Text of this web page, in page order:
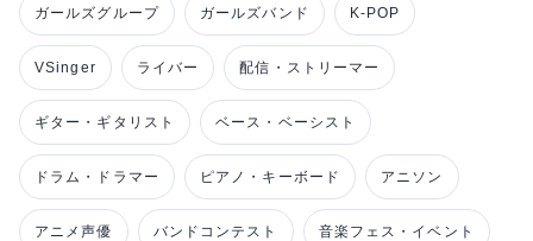
ガールズグループ ガールズバンド K-POP
VSinger ライバー 配信・ストリーマー
ギター・ギタリスト ベース・ベーシスト
ドラム・ドラマー ピアノ・キーボード アニソン
アニメ声優 バンドコンテスト 音楽フェス・イベント